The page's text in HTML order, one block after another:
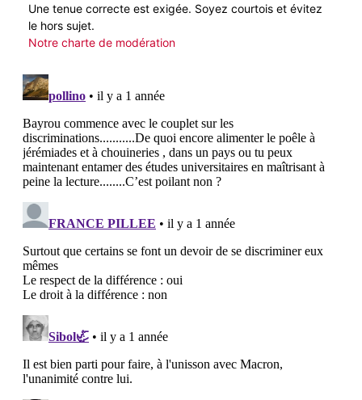
Une tenue correcte est exigée. Soyez courtois et évitez
le hors sujet.
Notre charte de modération